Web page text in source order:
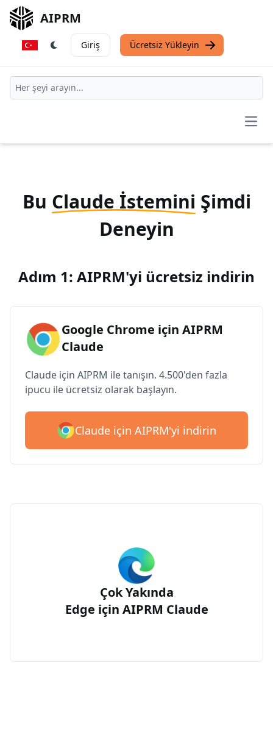
AIPRM
Giriş Ücretsiz Yükleyin
Bu Claude İstemini Şimdi
Deneyin
Adım 1: AIPRM'yi ücretsiz indirin
Google Chrome için AIPRM
Claude
Claude için AIPRM ile tanışın. 4.500'den fazla
ipucu ile ücretsiz olarak başlayın.
Claude için AIPRM'yi indirin
Çok Yakında
Edge için AIPRM Claude